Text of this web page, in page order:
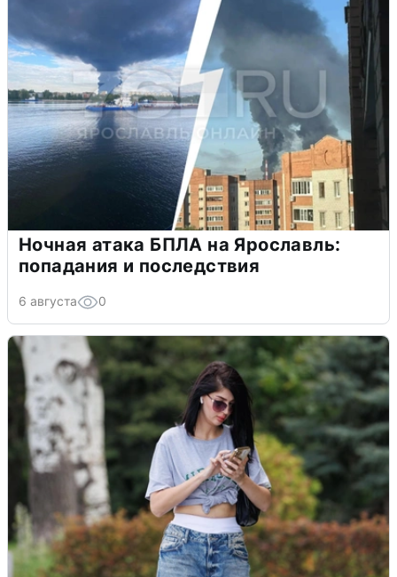
Ночная атака БПЛА на Ярославль:
попадания и последствия
6 августа 0